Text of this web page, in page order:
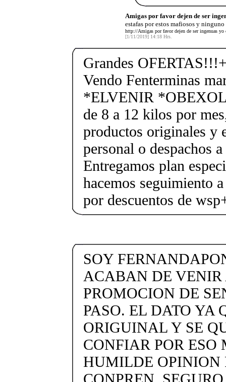
Amigas por favor dejen de ser
estafas por estos mafiosos y ninguno
http://Amigas por favor dejen de ser ingenuas yo
[1/11/2019] 14:18 Hrs.
Grandes
Vendo Fenterminas
*ELVENIR
de 8 a 12 kilos por
productos originales y
personal o despachos
Entregamos plan
hacemos seguimiento
por descuentos de
SOY
ACABAN DE
PROMOCION DE
PASO. EL DATO YA
ORIGUINAL Y SE
CONFIAR POR ESO
HUMILDE OPINION
CONPREN.